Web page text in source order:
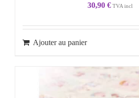
30,90 € TVA incl
Ajouter au panier